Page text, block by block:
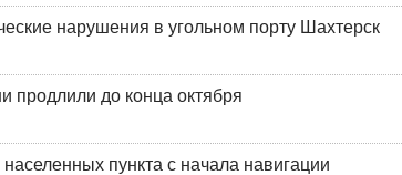
нарушения в угольном порту Шахтерск
продлили до конца октября
пункта с начала навигации